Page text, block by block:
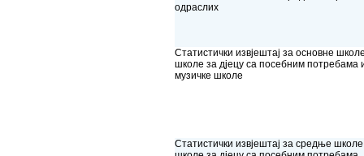
одраслих
Статистички извјештај за основне
школе за дјецу са посебним потребама
музичке школе
Статистички извјештај за средње